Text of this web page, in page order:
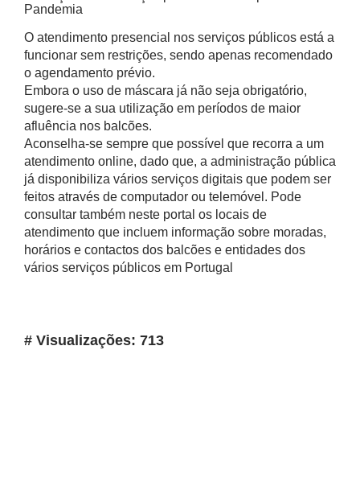
Pandemia
O atendimento presencial nos serviços públicos está a
funcionar sem restrições, sendo apenas recomendado
o agendamento prévio.
Embora o uso de máscara já não seja obrigatório,
sugere-se a sua utilização em períodos de maior
afluência nos balcões.
Aconselha-se sempre que possível que recorra a um
atendimento online, dado que, a administração pública
já disponibiliza vários serviços digitais que podem ser
feitos através de computador ou telemóvel. Pode
consultar também neste portal os locais de
atendimento que incluem informação sobre moradas,
horários e contactos dos balcões e entidades dos
vários serviços públicos em Portugal
# Visualizações: 713